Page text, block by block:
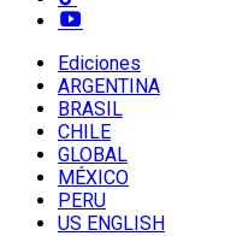
Ediciones
ARGENTINA
BRASIL
CHILE
GLOBAL
MÉXICO
PERU
US ENGLISH